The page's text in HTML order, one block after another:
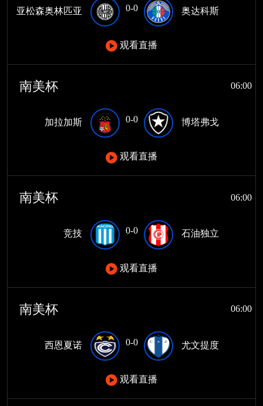
亚松森奥林匹亚 0-0 奥达科斯
观看直播
南美杯 06:00
加拉加斯 0-0 博塔弗戈
观看直播
南美杯 06:00
竞技 0-0 石油独立
观看直播
南美杯 06:00
西恩夏诺 0-0 尤文提度
观看直播